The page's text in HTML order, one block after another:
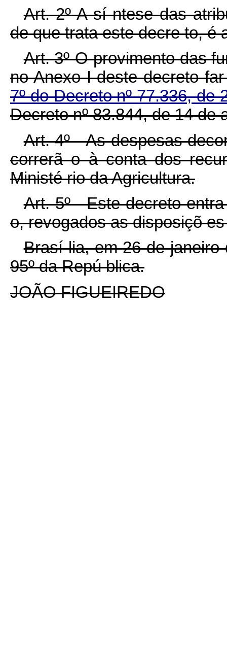
Art. 2º-A sí ntese das
de que trata este decre to, é
Art. 3º-O provimento das
no Anexo I deste decreto
7º do Decreto nº 77.336, de
Decreto nº 83.844, de 14 de
Art. 4º - As despesas
correrã o à conta dos
Ministé rio da Agricultura.
Art. 5º - Este decreto
o, revogados as disposiçõ
Brasí lia, em 26 de janeiro
95º da Repú blica.
JOÃO FIGUEIREDO